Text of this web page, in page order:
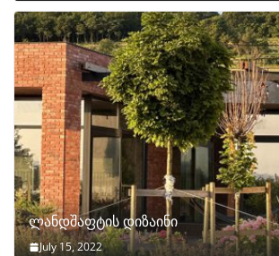
ლანდშაფტის დიზაინი
July 15, 2022